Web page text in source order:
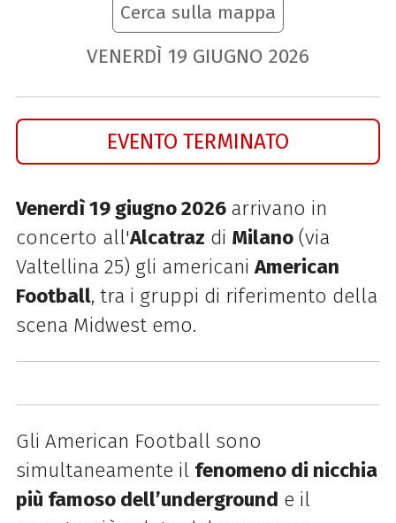
Cerca sulla mappa
VENERDÌ 19 GIUGNO 2026
EVENTO TERMINATO
Venerdì 19 giugno 2026 arrivano in
concerto all'Alcatraz di Milano(via
Valtellina 25) gli americaniAmerican
Football, tra i gruppi di riferimento della
scena Midwest emo.
Gli American Football sono
simultaneamente il fenomeno di nicchia
più famoso dell’underground e il